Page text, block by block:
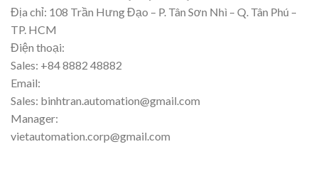
Địa chỉ: 108 Trần Hưng Đạo – P. Tân Sơn Nhì – Q. Tân Phú –
TP. HCM
Điện thoại:
Sales: +84 8882 48882
Email:
Sales: binhtran.automation@gmail.com
Manager:
vietautomation.corp@gmail.com